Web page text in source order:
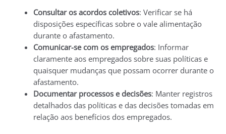
Consultar os acordos coletivos: Verificar se há
disposições específicas sobre o vale alimentação
durante o afastamento.
Comunicar-se com os empregados: Informar
claramente aos empregados sobre suas políticas e
quaisquer mudanças que possam ocorrer durante o
afastamento.
Documentar processos e decisões: Manter registros
detalhados das políticas e das decisões tomadas em
relação aos benefícios dos empregados.